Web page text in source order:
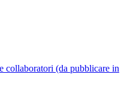
collaboratori (da pubblicare in